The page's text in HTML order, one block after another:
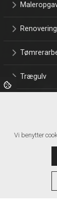
Renovering
Trægulv
Vi benytter